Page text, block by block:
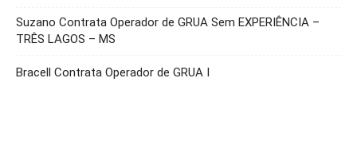
Suzano Contrata Operador de GRUA Sem EXPERIÊNCIA –
TRÊS LAGOS – MS
Bracell Contrata Operador de GRUA I